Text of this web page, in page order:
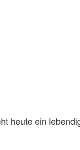
heute ein